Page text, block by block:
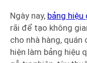
Ngày nay, bảng hiệu
rãi để tạo không
cho nhà hàng,
hiện làm bảng hiệu